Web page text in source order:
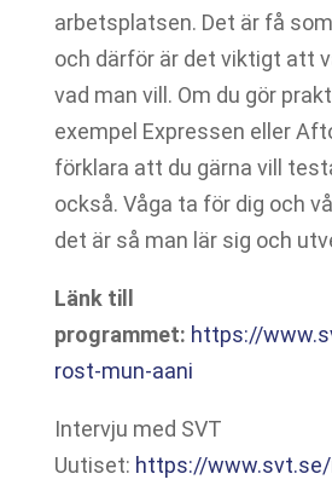
arbetsplatsen. Det är få
och därför är det viktigt att
vad man vill. Om du gör
exempel Expressen eller
förklara att du gärna vill
också. Våga ta för dig och
det är så man lär sig och
Länk till
programmet: https://
rost-mun-aani
Intervju med SVT
Uutiset: https://